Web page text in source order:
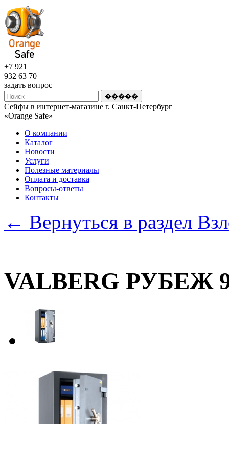
+7 921
932 63 70
задать вопрос
Сейфы в интернет-магазине г. Санкт-Петербург
«Оrange Safe»
О компании
Каталог
Новости
Услуги
Полезные материалы
Оплата и доставка
Вопросы-ответы
Контакты
← Вернуться в раздел
VALBERG РУБЕЖ